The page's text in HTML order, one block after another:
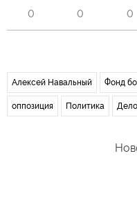
0 0 0
Алексей Навальный Фонд
оппозиция Политика